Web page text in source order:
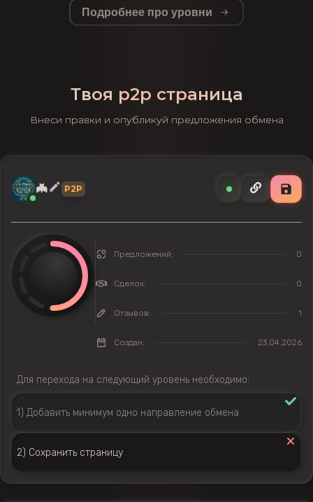
Подробнее про уровни
Твоя p2p страница
Внеси правки и опубликуй предложения обмена
🦇 P2P
Предложений: 0
Сделок: 0
Отзывов: 1
Создан: 23.04.2026
Для перехода на следующий уровень необходимо:
1) Добавить минимум одно направление обмена
2) Сохранить страницу